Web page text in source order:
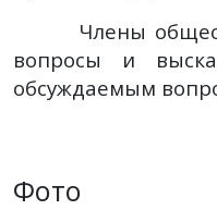
Члены
вопросы и
обсуждаемым
Фото